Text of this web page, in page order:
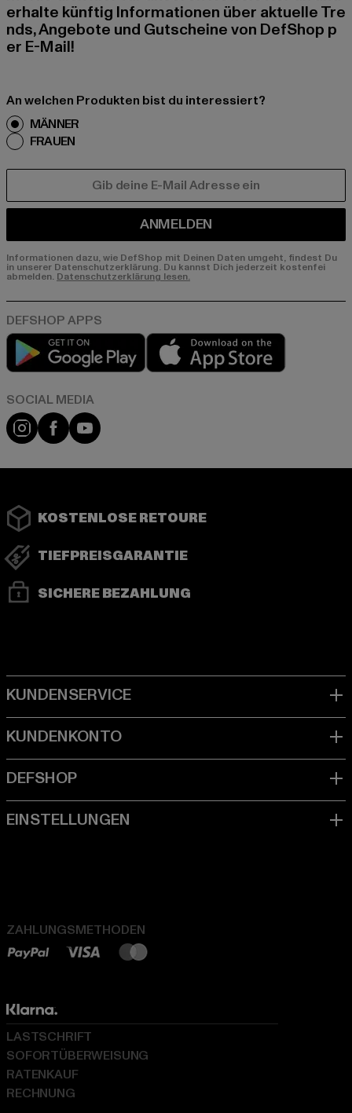
erhalte künftig Informationen über aktuelle Tre
nds, Angebote und Gutscheine von DefShop p
er E-Mail!
An welchen Produkten bist du interessiert?
MÄNNER
FRAUEN
ANMELDEN
Informationen dazu, wie DefShop mit Deinen Daten umgeht, findest Du
in unserer Datenschutzerklärung. Du kannst Dich jederzeit kostenfei
abmelden. Datenschutzerklärung lesen.
Play market
Instagram
FacebookYouTube
KOSTENLOSE RETOURE
TIEFPREISGARANTIE
SICHERE BEZAHLUNG
ZAHLUNGSMETHODEN
LASTSCHRIFT
SOFORTÜBERWEISUNG
RATENKAUF
RECHNUNG